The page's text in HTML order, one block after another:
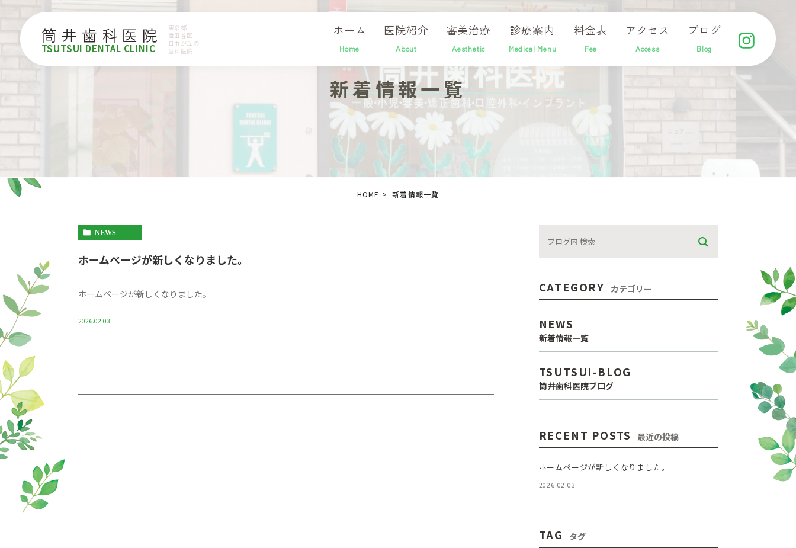
筒井歯科医院
TSUTSUI DENTAL CLINIC
東京都
世田谷区
自由が丘の
歯科医院
ホーム
Home
医院紹介
About
審美治療
Aesthetic
診療案内
Medical Menu
料金表
Fee
アクセス
Access
ブログ
Blog
新着情報一覧
HOME 新着情報一覧
NEWS
ホームページが新しくなりました。
ホームページが新しくなりました。
2026.02.03
CATEGORY カテゴリー
NEWS
新着情報一覧
TSUTSUI-BLOG
筒井歯科医院ブログ
RECENT POSTS 最近の投稿
ホームページが新しくなりました。
2026.02.03
TAG タグ